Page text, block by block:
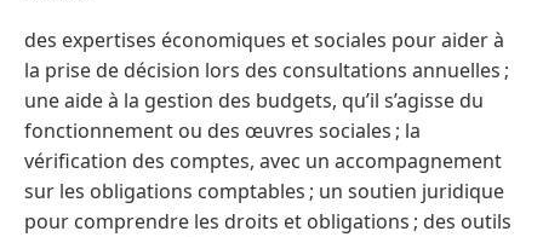
des expertises économiques et sociales pour aider à
la prise de décision lors des consultations annuelles ;
une aide à la gestion des budgets, qu’il s’agisse du
fonctionnement ou des œuvres sociales ; la
vérification des comptes, avec un accompagnement
sur les obligations comptables ; un soutien juridique
pour comprendre les droits et obligations ; des outils